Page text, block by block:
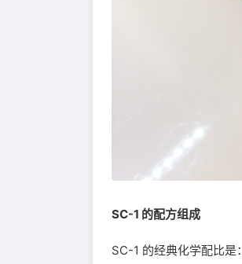
SC-1 的配方组成
SC-1 的经典化学配比是：